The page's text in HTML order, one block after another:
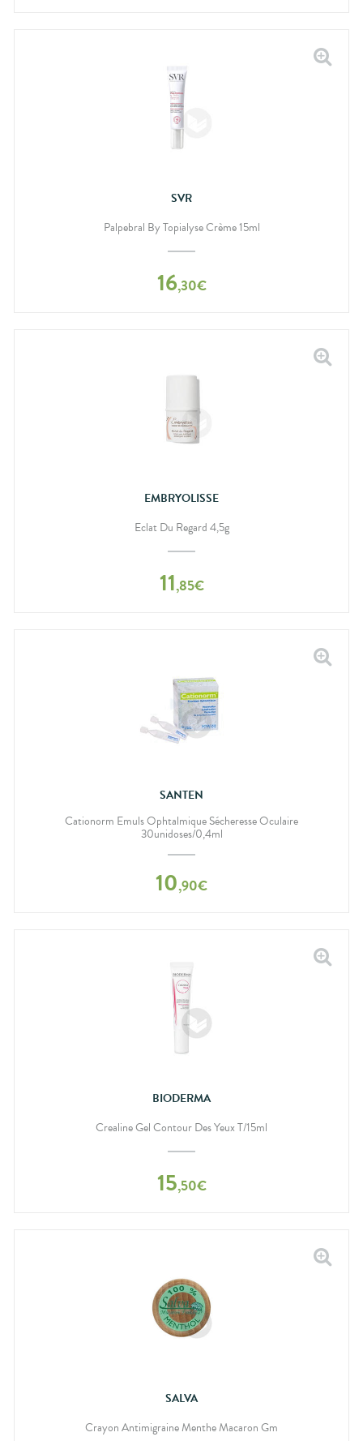
SVR
Palpebral By Topialyse Crème 15ml
16,30€
EMBRYOLISSE
Eclat Du Regard 4,5g
11,85€
SANTEN
Cationorm Emuls Ophtalmique Sécheresse Oculaire
30unidoses/0,4ml
10,90€
BIODERMA
Crealine Gel Contour Des Yeux T/15ml
15,50€
SALVA
Crayon Antimigraine Menthe Macaron Gm